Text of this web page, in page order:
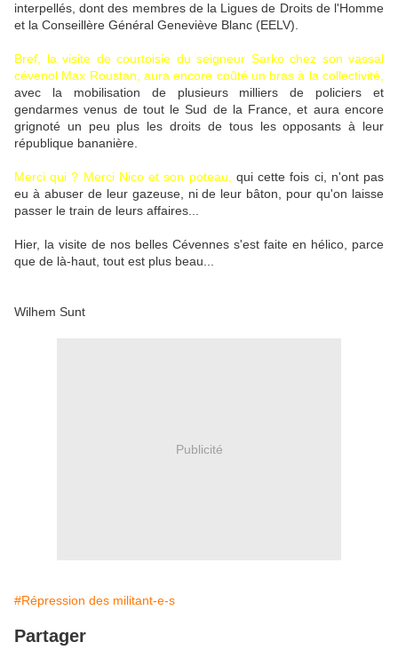
interpellés, dont des membres de la Ligues de Droits de l'Homme
et la Conseillère Général Geneviève Blanc (EELV).
Bref, la visite de courtoisie du seigneur Sarko chez son vassal
cévenol Max Roustan, aura encore coûté un bras à la collectivité,
avec la mobilisation de plusieurs milliers de policiers et
gendarmes venus de tout le Sud de la France, et aura encore
grignoté un peu plus les droits de tous les opposants à leur
république bananière.
Merci qui ? Merci Nico et son poteau,
qui cette fois ci, n'ont pas
eu à abuser de leur gazeuse, ni de leur bâton, pour qu'on laisse
passer le train de leurs affaires...
Hier, la visite de nos belles Cévennes s'est faite en hélico, parce
que de là-haut, tout est plus beau...
Wilhem Sunt
Publicité
#Répression des militant-e-s
Partager